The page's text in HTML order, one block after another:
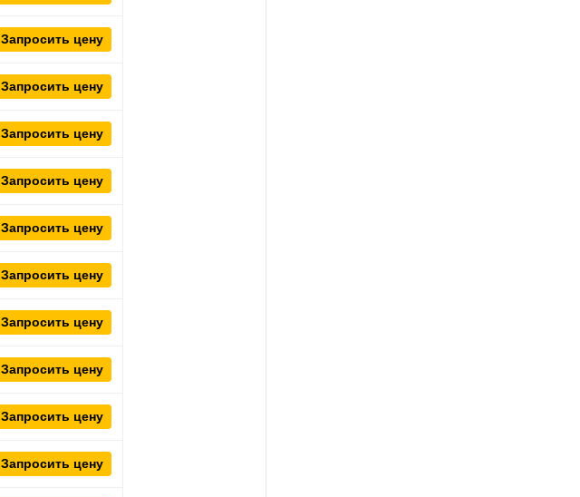
Запросить цену
Запросить цену
Запросить цену
Запросить цену
Запросить цену
Запросить цену
Запросить цену
Запросить цену
Запросить цену
Запросить цену